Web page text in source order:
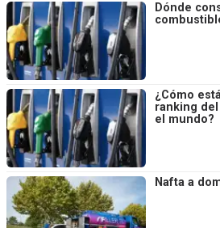
Dónde
¿Cómo
ranking
el mundo?
Nafta a